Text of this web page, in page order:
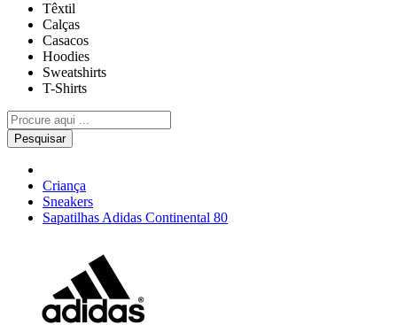
Têxtil
Calças
Casacos
Hoodies
Sweatshirts
T-Shirts
Pesquisar
Criança
Sneakers
Sapatilhas Adidas Continental 80